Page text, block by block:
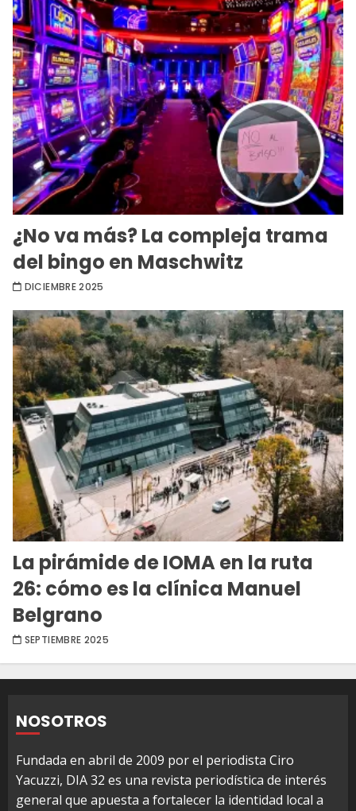
¿No va más? La compleja trama
del bingo en Maschwitz
DICIEMBRE 2025
La pirámide de IOMA en la ruta
26: cómo es la clínica Manuel
Belgrano
SEPTIEMBRE 2025
NOSOTROS
Fundada en abril de 2009 por el periodista Ciro
Yacuzzi, DIA 32 es una revista periodística de interés
general que apuesta a fortalecer la identidad local a